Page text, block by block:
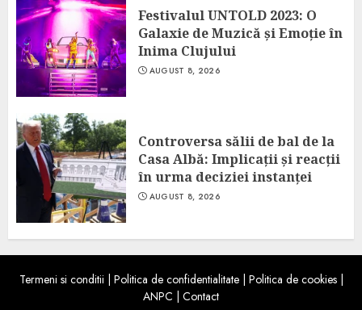
Festivalul UNTOLD 2023: O
Galaxie de Muzică și Emoție în
Inima Clujului
AUGUST 8, 2026
Controversa sălii de bal de la
Casa Albă: Implicații și reacții
în urma deciziei instanței
AUGUST 8, 2026
Termeni si conditii | Politica de confidentialitate| Politica de cookies|
ANPC | Contact